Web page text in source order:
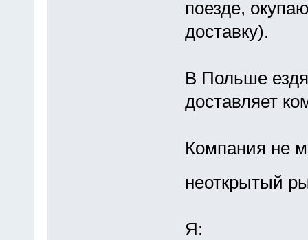
поезде,
доставку).
В Польше
доставляет
Компания не
неоткрытый
Я: